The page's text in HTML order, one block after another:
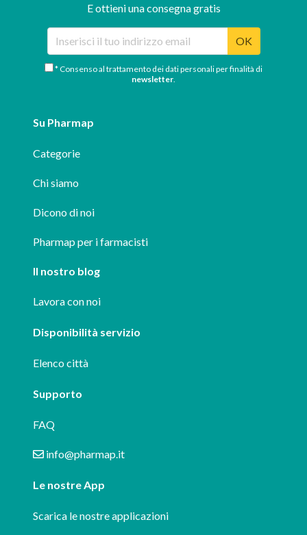
E ottieni una consegna gratis
OK
* Consenso al trattamento dei dati personali per finalità di
newsletter
Su Pharmap
Categorie
Chi siamo
Dicono di noi
Pharmap per i farmacisti
Il nostro blog
Lavora con noi
Disponibilità servizio
Elenco città
Supporto
FAQ
info@pharmap.it
Le nostre App
Scarica le nostre applicazioni